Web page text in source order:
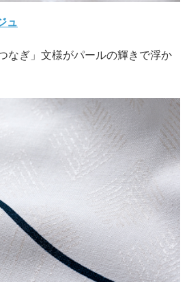
ュ
なぎ」文様がパールの輝きで浮か